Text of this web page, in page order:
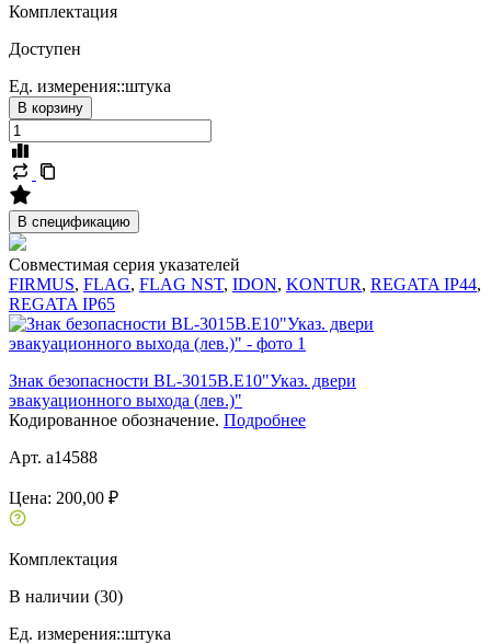
Комплектация
Доступен
Ед. измерения::штука
В корзину
В спецификацию
Совместимая серия указателей
FIRMUS, FLAG, FLAG NST, IDON, KONTUR, REGATA IP44,
REGATA IP65
Знак безопасности BL-3015B.E10"Указ. двери
эвакуационного выхода (лев.)"
Кодированное обозначение. Подробнее
Арт. a14588
Цена: 200,00 ₽
Комплектация
В наличии (30)
Ед. измерения::штука